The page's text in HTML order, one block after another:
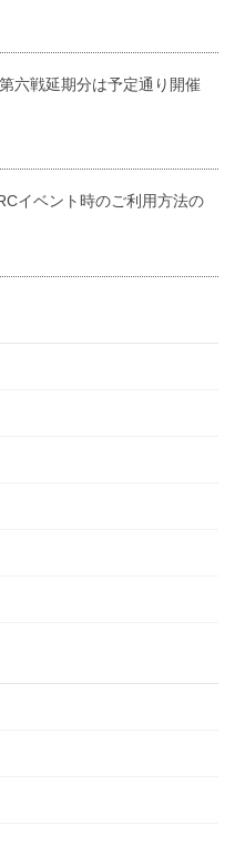
六戦延期分は予定通り開催
イベント時のご利用方法の